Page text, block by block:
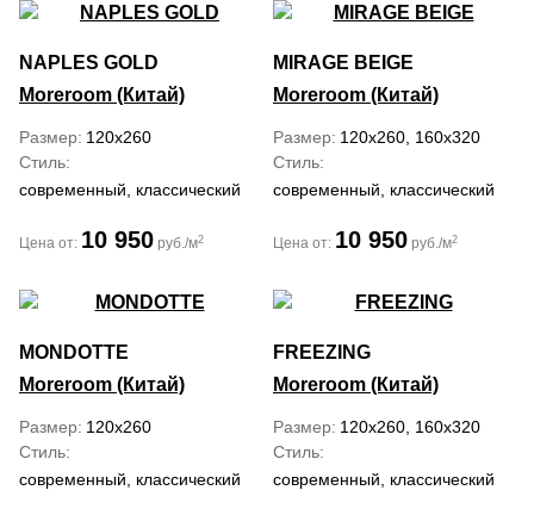
NAPLES GOLD
Moreroom (Китай)
Размер 120x260
Стиль
современный, классический
Цена от: 10 950 руб./м2
MIRAGE BEIGE
Moreroom (Китай)
Размер 120x260, 160x320
Стиль
современный, классический
Цена от: 10 950 руб./м2
MONDOTTE
Moreroom (Китай)
Размер 120x260
Стиль
современный, классический
FREEZING
Moreroom (Китай)
Размер 120x260, 160x320
Стиль
современный, классический